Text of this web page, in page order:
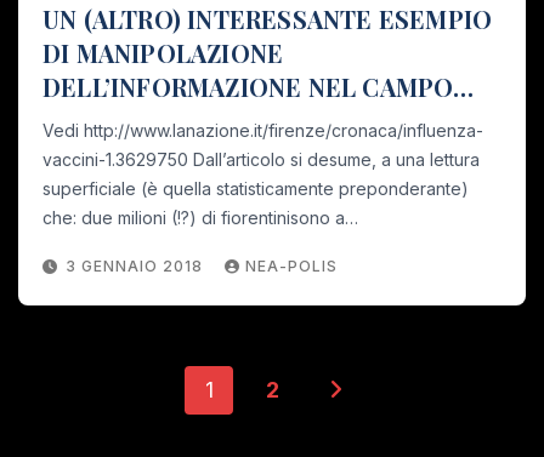
UN (ALTRO) INTERESSANTE ESEMPIO
DI MANIPOLAZIONE
DELL’INFORMAZIONE NEL CAMPO
MEDICO-SANITARIO
Vedi http://www.lanazione.it/firenze/cronaca/influenza-
vaccini-1.3629750 Dall’articolo si desume, a una lettura
superficiale (è quella statisticamente preponderante)
che: due milioni (!?) di fiorentinisono a…
3 GENNAIO 2018 NEA-POLIS
Paginazione
1 2